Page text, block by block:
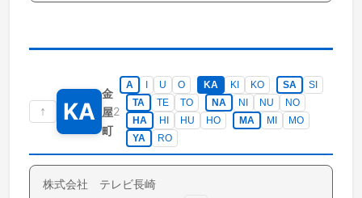
↑ KA
金
屋
町
2
A U O KA KI KO SA
SI
TA
TE TO NA NI NU
NO
HA
HI HU HO MA MI
MO
YA
RO
株式会社 テレビ長崎